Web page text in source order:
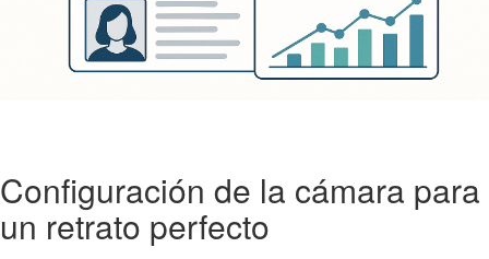
Configuración de la cámara para
un retrato perfecto